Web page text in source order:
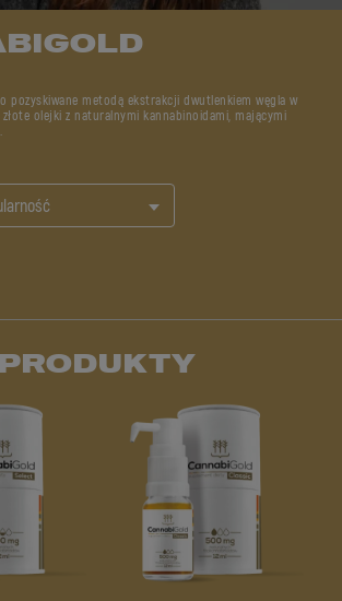
pozyskiwane metodą ekstrakcji dwutlenkiem węgla w
olejki z naturalnymi kannabinoidami, mającymi
PRODUKTY